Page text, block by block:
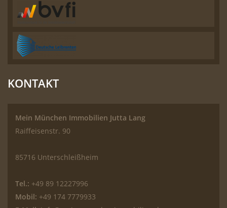
KONTAKT
Mein München Immobilien Jutta Lang
Raiffeisenstr. 90
85716 Unterschleißheim
Tel.: +49 89 12227996
Mobil: +49 174 7779933